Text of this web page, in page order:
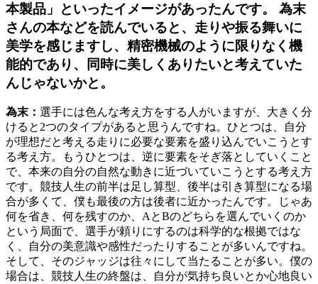
本製品」といったイメージがあったんです。 為末
さんの本などを読んでいると、走りや振る舞いに
美学を感じますし、精密機械のように限りなく機
能的であり、同時に美しくありたいと考えていた
んじゃないかと。
為末： 選手には色んな考え方をする人がいますが、大きく分
けると2つのタイプがあると思うんですね。ひとつは、自分
が理想だと考える走りに必要な要素を盛り込んでいこうとす
る考え方。もうひとつは、逆に要素をそぎ落としていくこと
で、本来の自分の自然な動きに近づいていこうとする考え方
です。競技人生の前半は足し算型、後半は引き算型になる場
合が多くて、僕も最後の方は後者に近かったんです。じゃあ
何を省き、何を残すのか、AとBのどちらを選んでいくのか
という局面で、選手が頼りにするのは科学的な根拠ではな
く、自分の美意識や感性だったりすることが多いんですね。
そして、そのジャッジは往々にして当たることが多い。僕の
場合は、競技人生の終盤は、自分が気持ち良いとか心地良い